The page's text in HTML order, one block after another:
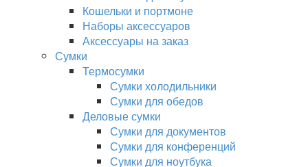
Кошельки и портмоне
Наборы аксессуаров
Аксессуары на заказ
Сумки
Термосумки
Сумки холодильники
Сумки для обедов
Деловые сумки
Сумки для документов
Сумки для конференций
Сумки для ноутбука